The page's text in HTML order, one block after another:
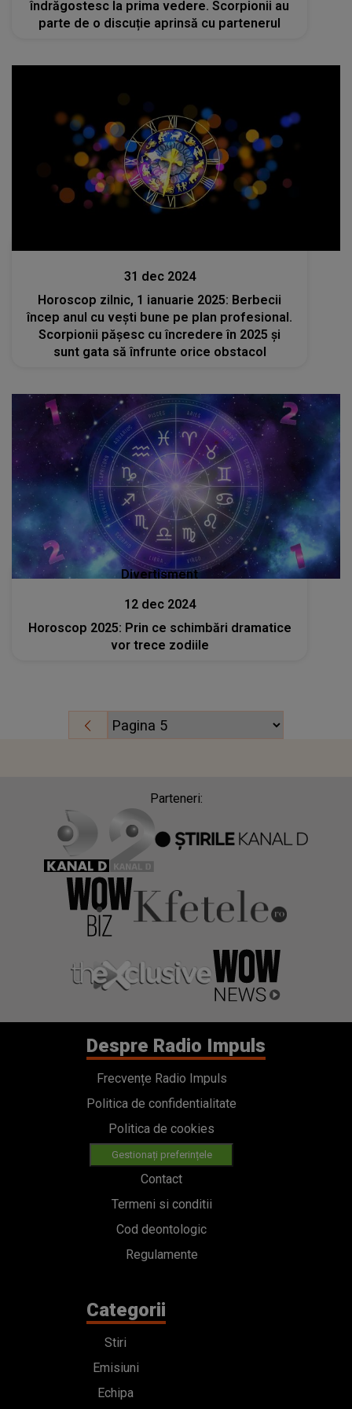
îndrăgostesc la prima vedere. Scorpionii au
parte de o discuție aprinsă cu partenerul
31 dec 2024
Horoscop zilnic, 1 ianuarie 2025: Berbecii
încep anul cu vești bune pe plan profesional.
Scorpionii pășesc cu încredere în 2025 și
sunt gata să înfrunte orice obstacol
Divertisment
12 dec 2024
Horoscop 2025: Prin ce schimbări dramatice
vor trece zodiile
Parteneri:
Despre Radio Impuls
Frecvențe Radio Impuls
Politica de confidentialitate
Politica de cookies
Gestionați preferințele
Contact
Termeni si conditii
Cod deontologic
Regulamente
Categorii
Stiri
Emisiuni
Echipa